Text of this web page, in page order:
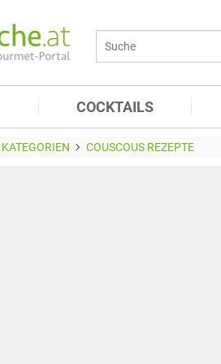
COCKTAILS
KATEGORIEN COUSCOUS REZEPTE